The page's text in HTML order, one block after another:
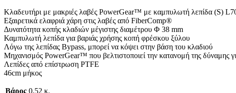
Κλαδευτήρι με μακριές λαβές PowerGear™ με καμπυλωτή λεπίδα (S)
Εξαιρετικά ελαφριά χάρη στις λαβές από FiberComp®
Δυνατότητα κοπής κλαδιών μέγιστης διαμέτρου Φ 38 mm
Καμπυλωτή λεπίδα για βαριάς χρήσης κοπή φρέσκου ξύλου
Λόγω της λεπίδας Bypass, μπορεί να κόψει στην βάση του κλαδιού
Mηχανισμός PowerGear™ που βελτιστοποιεί την κατανομή της δύναμης
Λεπίδες από επίστρωση PTFE
46cm μήκος
Βάρος 0,52 κ.